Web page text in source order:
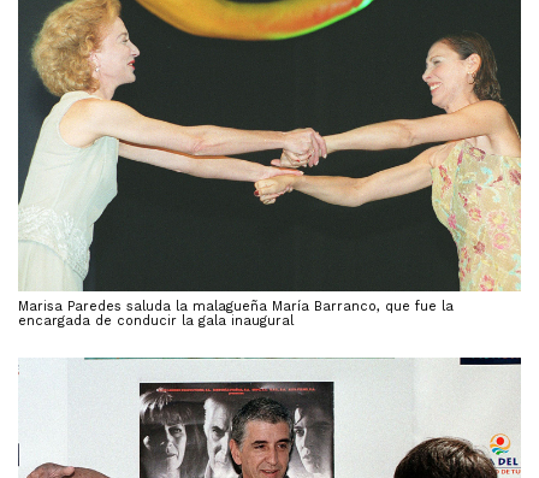
Marisa Paredes saluda la malagueña María Barranco, que fue la
encargada de conducir la gala inaugural